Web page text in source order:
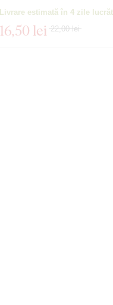
Livrare estimată în 4 zile
16,50 lei 22,00 lei